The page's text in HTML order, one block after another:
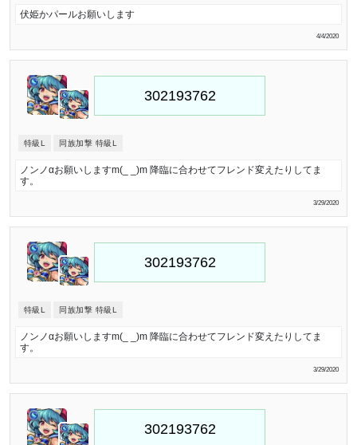
伏姫かパールお願いします
4/4/2020
特級L 同族加撃 特級L
ノンノ‪α‬お願いしますm(_ _)m 降臨に合わせてフレンド変えたりしてま
す。
3/29/2020
特級L 同族加撃 特級L
ノンノ‪α‬お願いしますm(_ _)m 降臨に合わせてフレンド変えたりしてま
す。
3/29/2020